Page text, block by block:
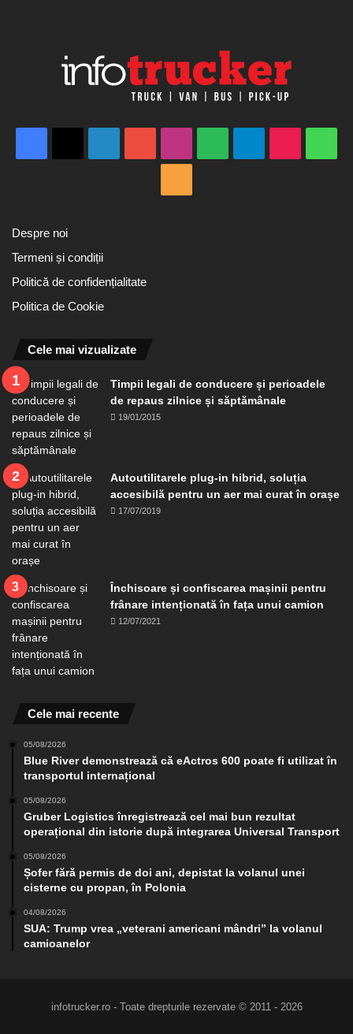
Despre noi
Termeni și condiții
Politică de confidențialitate
Politica de Cookie
Cele mai vizualizate
Timpii legali de conducere și perioadele
de repaus zilnice și săptămânale
19/01/2015
Autoutilitarele plug-in hibrid, soluția
accesibilă pentru un aer mai curat în orașe
17/07/2019
Închisoare și confiscarea mașinii pentru
frânare intenționată în fața unui camion
12/07/2021
Cele mai recente
05/08/2026
Blue River demonstrează că eActros 600 poate fi utilizat în
transportul internațional
05/08/2026
Gruber Logistics înregistrează cel mai bun rezultat
operațional din istorie după integrarea Universal Transport
05/08/2026
Șofer fără permis de doi ani, depistat la volanul unei
cisterne cu propan, în Polonia
04/08/2026
SUA: Trump vrea „veterani americani mândri” la volanul
camioanelor
infotrucker.ro - Toate drepturile rezervate © 2011 - 2026